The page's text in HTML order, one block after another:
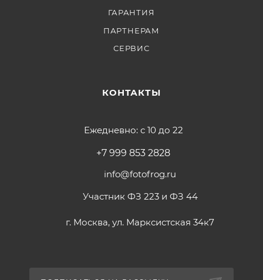
ГАРАНТИЯ
ПАРТНЕРАМ
СЕРВИС
КОНТАКТЫ
Ежедневно: с 10 до 22
+7 999 853 2828
info@fotofrog.ru
Участник ФЗ 223 и ФЗ 44
г. Москва, ул. Марксистская 34к7